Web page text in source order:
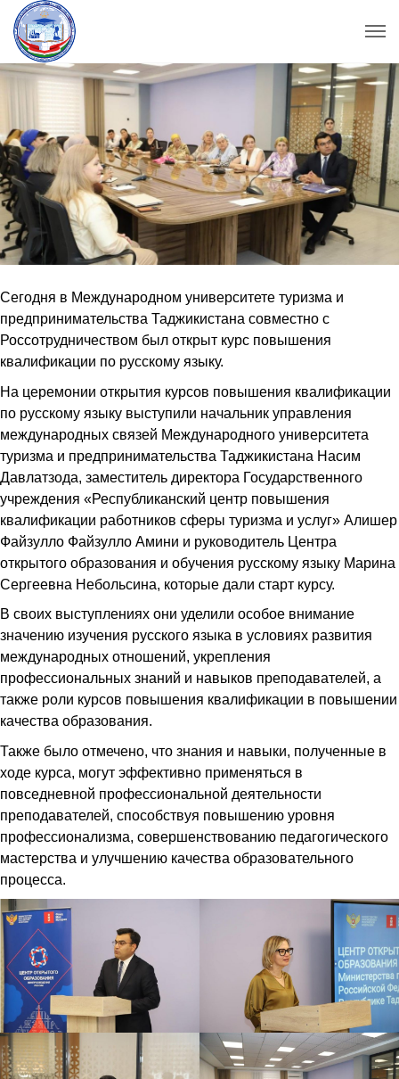
Сегодня в Международном университете туризма и
предпринимательства Таджикистана совместно с
Россотрудничеством был открыт курс повышения
квалификации по русскому языку.
На церемонии открытия курсов повышения квалификации
по русскому языку выступили начальник управления
международных связей Международного университета
туризма и предпринимательства Таджикистана Насим
Давлатзода, заместитель директора Государственного
учреждения «Республиканский центр повышения
квалификации работников сферы туризма и услуг» Алишер
Файзулло Файзулло Амини и руководитель Центра
открытого образования и обучения русскому языку Марина
Сергеевна Небольсина, которые дали старт курсу.
В своих выступлениях они уделили особое внимание
значению изучения русского языка в условиях развития
международных отношений, укрепления
профессиональных знаний и навыков преподавателей, а
также роли курсов повышения квалификации в повышении
качества образования.
Также было отмечено, что знания и навыки, полученные в
ходе курса, могут эффективно применяться в
повседневной профессиональной деятельности
преподавателей, способствуя повышению уровня
профессионализма, совершенствованию педагогического
мастерства и улучшению качества образовательного
процесса.